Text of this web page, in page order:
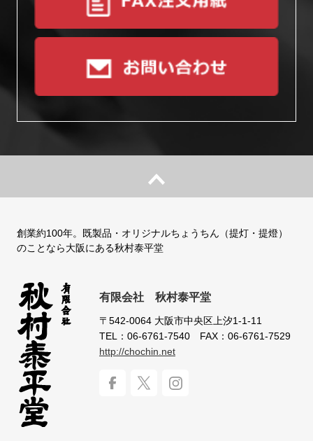
創業約100年。既製品・オリジナルちょうちん（提灯・提燈）
のことなら大阪にある秋村泰平堂
有限会社 秋村泰平堂
〒542-0064 大阪市中央区上汐1-1-11
TEL：06-6761-7540 FAX：06-6761-7529
http://chochin.net